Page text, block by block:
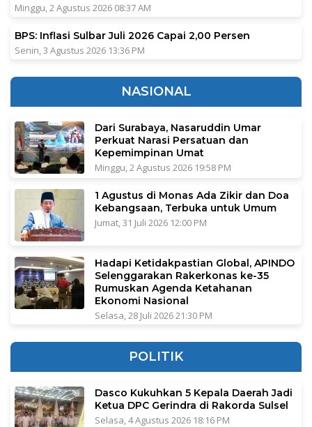
Minggu, 2 Agustus 2026 08:37 AM
BPS: Inflasi Sulbar Juli 2026 Capai 2,00 Persen
Senin, 3 Agustus 2026 13:36 PM
NASIONAL
Dari Surabaya, Nasaruddin Umar
Perkuat Narasi Persatuan dan
Kepemimpinan Umat
Minggu, 2 Agustus 2026 19:58 PM
1 Agustus di Monas Ada Zikir dan Doa
Kebangsaan, Terbuka untuk Umum
Jumat, 31 Juli 2026 12:00 PM
Hadapi Ketidakpastian Global, APINDO
Selenggarakan Rakerkonas ke-35
Rumuskan Agenda Ketahanan
Ekonomi Nasional
Selasa, 28 Juli 2026 21:30 PM
POLITIK
Dasco Kukuhkan 5 Kepala Daerah Jadi
Ketua DPC Gerindra di Rakorda Sulsel
Selasa, 4 Agustus 2026 18:16 PM